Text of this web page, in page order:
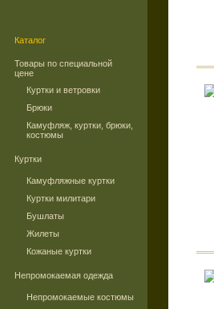
Каталог
Товары по специальной
цене
Куртки и ветровки
Брюки
Камуфляж, куртки, брюки,
костюмы
Куртки
Камуфляжные куртки
Куртки милитари
Бушлаты
Жилеты
Кожаные куртки
Непромокаемая одежда
Непромокаемые костюмы